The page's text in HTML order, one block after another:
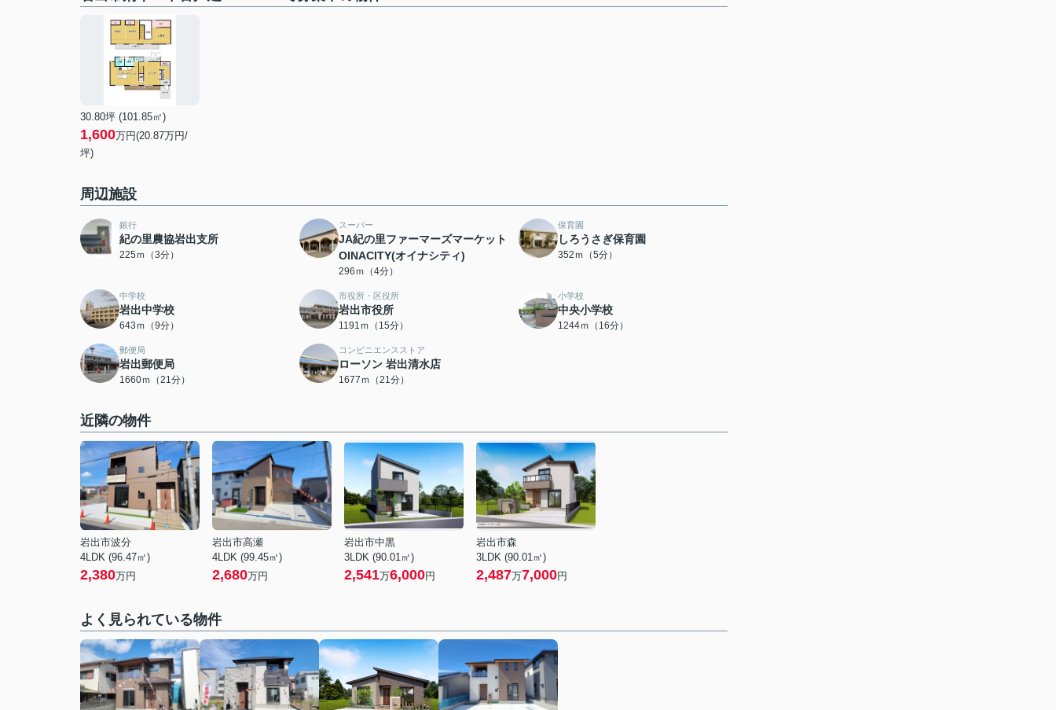
30.80坪 (101.85㎡)
1,600万円(20.87万円/
坪)
周辺施設
銀行
紀の里農協岩出支所
225ｍ（3分）
スーパー
JA紀の里ファーマーズマーケット
OINACITY(オイナシティ)
296ｍ（4分）
保育園
しろうさぎ保育園
352ｍ（5分）
中学校
岩出中学校
643ｍ（9分）
市役所・区役所
岩出市役所
1191ｍ（15分）
小学校
中央小学校
1244ｍ（16分）
郵便局
岩出郵便局
1660ｍ（21分）
コンビニエンスストア
ローソン 岩出清水店
1677ｍ（21分）
近隣の物件
岩出市波分
4LDK (96.47㎡)
2,380万円
岩出市高瀬
4LDK (99.45㎡)
2,680万円
岩出市中黒
3LDK (90.01㎡)
2,541万6,000円
岩出市森
3LDK (90.01㎡)
2,487万7,000円
よく見られている物件